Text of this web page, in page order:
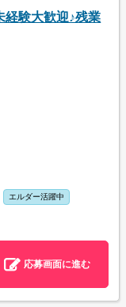
経験大歓迎♪残業
エルダー活躍中
応募画面に進む